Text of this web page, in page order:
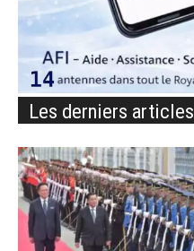
Les derniers articles